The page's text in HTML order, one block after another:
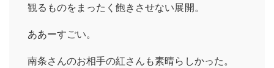
観るものをまったく飽きさせない展開。
ああーすごい。
南条さんのお相手の紅さんも素晴らしかった。